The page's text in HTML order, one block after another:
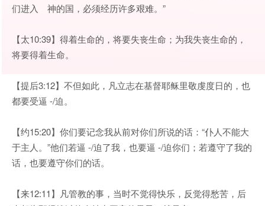
们进入 神的国，必须经历许多艰难。”
【太10:39】得着生命的，将要失丧生命；为我失丧生命的，
将要得着生命。
【提后3:12】不但如此，凡立志在基督耶稣里敬虔度日的，也
都要受逼 -/迫。
【约15:20】你们要记念我从前对你们所说的话：“仆人不能大
于主人。”他们若逼 -/迫了我，也要逼 -/迫你们；若遵守了我的
话，也要遵守你们的话。
【来12:11】凡管教的事，当时不觉得快乐，反觉得愁苦，后